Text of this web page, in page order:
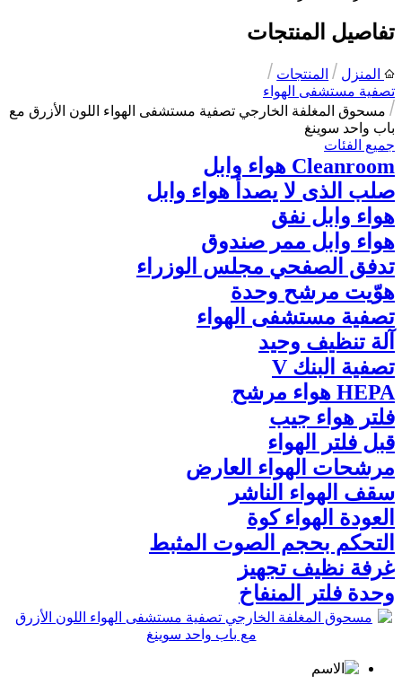
تفاصيل المنتجات
المنزل
المنتجات
تصفية مستشفى الهواء
مسحوق المغلفة الخارجي تصفية مستشفى الهواء اللون الأزرق مع
باب واحد سوينغ
جميع الفئات
Cleanroom هواء وابل
صلب الذى لا يصدأ هواء وابل
هواء وابل نفق
هواء وابل ممر صندوق
تدفق الصفحي مجلس الوزراء
هوّيت مرشح وحدة
تصفية مستشفى الهواء
آلة تنظيف وحيد
تصفية البنك V
HEPA هواء مرشح
فلتر هواء جيب
قبل فلتر الهواء
مرشحات الهواء العارض
سقف الهواء الناشر
العودة الهواء كوة
التحكم بحجم الصوت المثبط
غرفة نظيف تجهيز
وحدة فلتر المنفاخ